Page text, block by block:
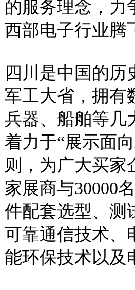
的服务理念，力
西部电子行业腾
四川是中国的
军工大省，拥有
兵器、船舶等几
着力于“展示面
则，为广大买家
家展商与30000
件配套选型、测
可靠通信技术、
能环保技术以及